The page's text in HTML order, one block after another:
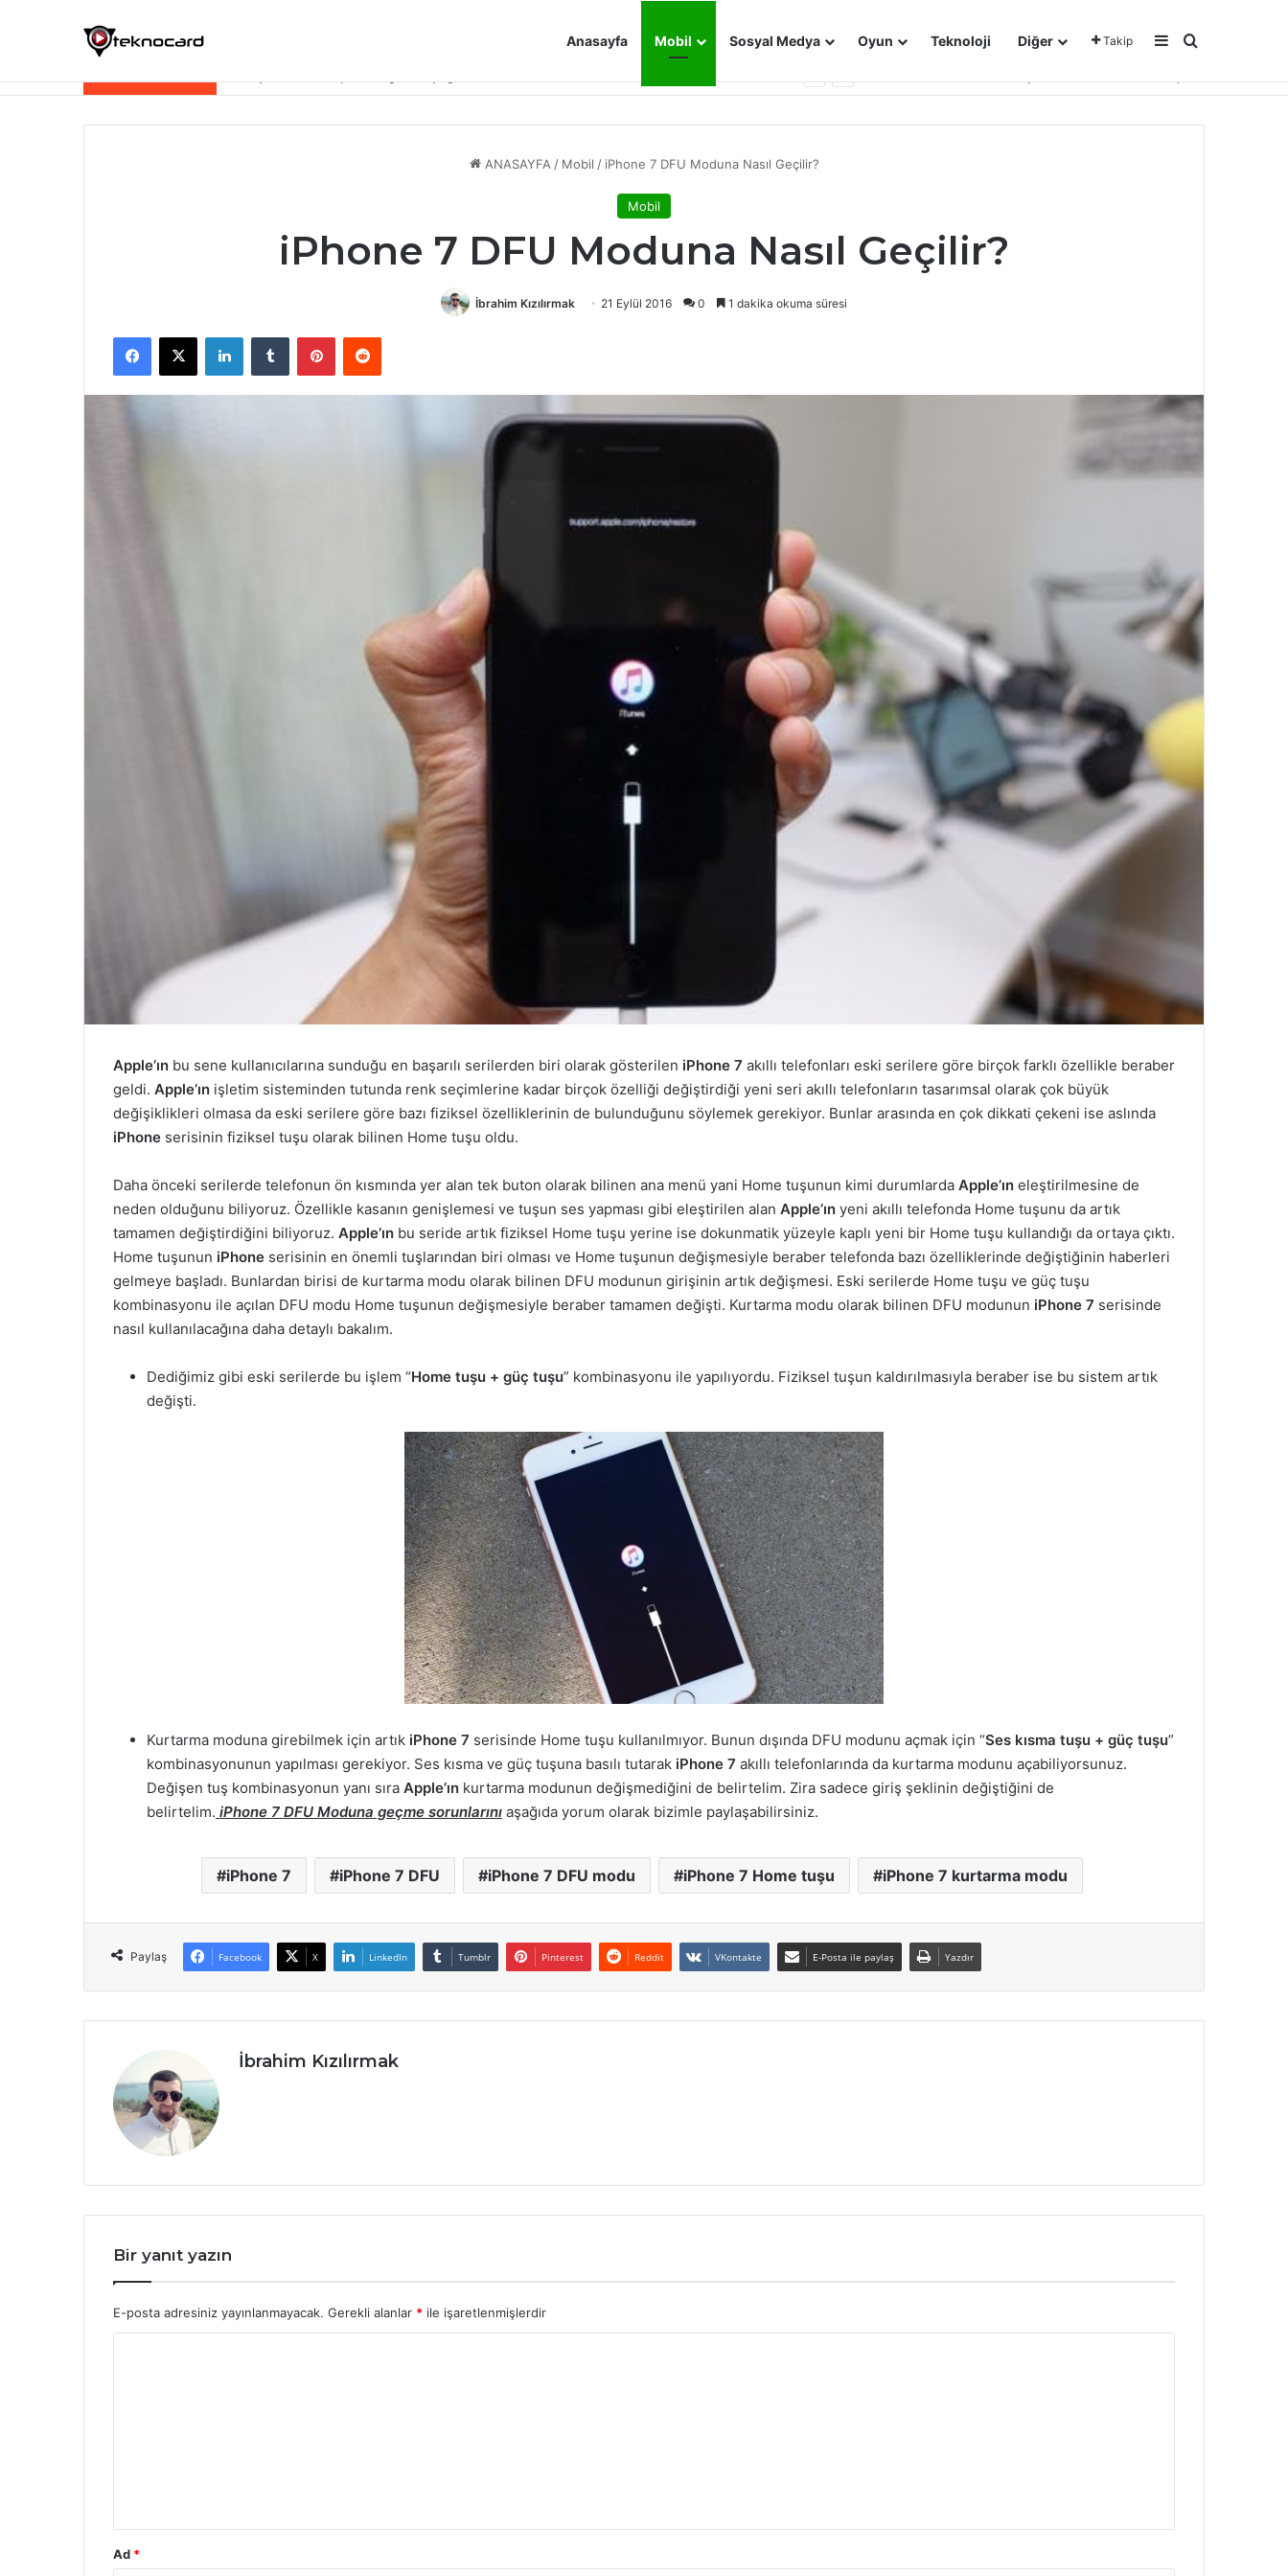
Anasayfa Mobil Sosyal Medya Oyun Teknoloji Diğer Takip Kenar Bölmesi
Arama yap
ANASAYFA / Mobil / iPhone 7 DFU Moduna Nasıl Geçilir?
Mobil
iPhone 7 DFU Moduna Nasıl Geçilir?
İbrahim Kızılırmak 21 Eylül 2016 0 1 dakika okuma süresi
Facebook
X LinkedInTumblr PinterestReddit
Apple’ın bu sene kullanıcılarına sunduğu en başarılı serilerden biri olarak gösterilen iPhone 7 akıllı telefonları eski serilere göre birçok farklı özellikle beraber
geldi. Apple’ın işletim sisteminden tutunda renk seçimlerine kadar birçok özelliği değiştirdiği yeni seri akıllı telefonların tasarımsal olarak çok büyük
değişiklikleri olmasa da eski serilere göre bazı fiziksel özelliklerinin de bulunduğunu söylemek gerekiyor. Bunlar arasında en çok dikkati çekeni ise aslında
iPhone serisinin fiziksel tuşu olarak bilinen Home tuşu oldu.
Daha önceki serilerde telefonun ön kısmında yer alan tek buton olarak bilinen ana menü yani Home tuşunun kimi durumlarda Apple’ın eleştirilmesine de
neden olduğunu biliyoruz. Özellikle kasanın genişlemesi ve tuşun ses yapması gibi eleştirilen alan Apple’ın yeni akıllı telefonda Home tuşunu da artık
tamamen değiştirdiğini biliyoruz. Apple’ın bu seride artık fiziksel Home tuşu yerine ise dokunmatik yüzeyle kaplı yeni bir Home tuşu kullandığı da ortaya çıktı.
Home tuşunun iPhone serisinin en önemli tuşlarından biri olması ve Home tuşunun değişmesiyle beraber telefonda bazı özelliklerinde değiştiğinin haberleri
gelmeye başladı. Bunlardan birisi de kurtarma modu olarak bilinen DFU modunun girişinin artık değişmesi. Eski serilerde Home tuşu ve güç tuşu
kombinasyonu ile açılan DFU modu Home tuşunun değişmesiyle beraber tamamen değişti. Kurtarma modu olarak bilinen DFU modunun iPhone 7 serisinde
nasıl kullanılacağına daha detaylı bakalım.
Dediğimiz gibi eski serilerde bu işlem “Home tuşu + güç tuşu” kombinasyonu ile yapılıyordu. Fiziksel tuşun kaldırılmasıyla beraber ise bu sistem artık
değişti.
Kurtarma moduna girebilmek için artık iPhone 7 serisinde Home tuşu kullanılmıyor. Bunun dışında DFU modunu açmak için “Ses kısma tuşu + güç tuşu”
kombinasyonunun yapılması gerekiyor. Ses kısma ve güç tuşuna basılı tutarak iPhone 7 akıllı telefonlarında da kurtarma modunu açabiliyorsunuz.
Değişen tuş kombinasyonun yanı sıra Apple’ın kurtarma modunun değişmediğini de belirtelim. Zira sadece giriş şeklinin değiştiğini de
belirtelim. iPhone 7 DFU Moduna geçme sorunlarını aşağıda yorum olarak bizimle paylaşabilirsiniz.
iPhone 7 iPhone 7 DFU iPhone 7 DFU modu iPhone 7 Home tuşu iPhone 7 kurtarma modu
Paylaş Facebook X LinkedIn Tumblr Pinterest Reddit VKontakte E-Posta ile paylaş Yazdır
İbrahim Kızılırmak
Bir yanıt yazın
E-posta adresiniz yayınlanmayacak. Gerekli alanlar * ile işaretlenmişlerdir
Ad *